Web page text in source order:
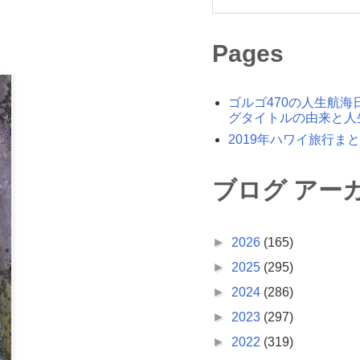
Pages
ゴルゴ470の人生航海
グタイトルの由来と
2019年ハワイ旅行ま
ブログ アー
► 2026 (165)
► 2025 (295)
► 2024 (286)
► 2023 (297)
► 2022 (319)